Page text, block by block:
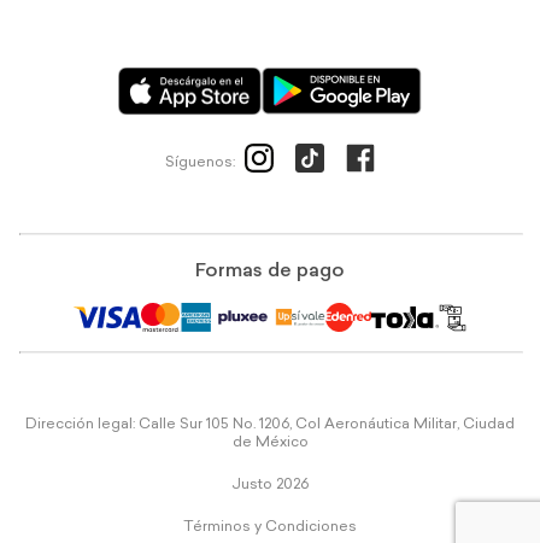
Síguenos:
Formas de pago
Dirección legal: Calle Sur 105 No. 1206, Col Aeronáutica Militar, Ciudad
de México
Justo 2026
Términos y Condiciones